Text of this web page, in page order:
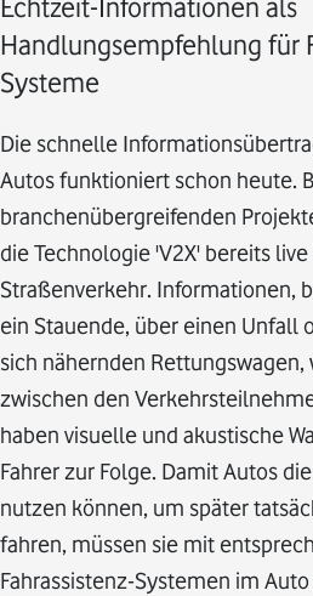
Echtzeit-Informationen als
Handlungsempfehlung für
Systeme
Die schnelle
Autos funktioniert schon heute.
branchenübergreifenden
die Technologie 'V2X' bereits
Straßenverkehr. Informationen,
ein Stauende, über einen Unfall
sich nähernden
zwischen den
haben visuelle und akustische
Fahrer zur Folge. Damit Autos
nutzen können, um später
fahren, müssen sie mit
Fahrassistenz-Systemen im